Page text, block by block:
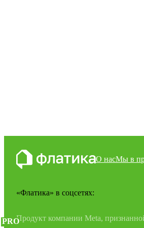
О насМы в
«Флатика» в соцсетях:
PROПродукт компании Meta,